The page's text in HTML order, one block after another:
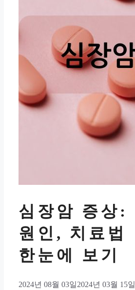
심장암 증상:
원인, 치료법
한눈에 보기
2024년 08월 03일2024년 03월 15일